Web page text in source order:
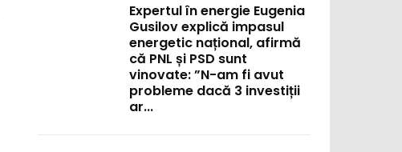
Expertul în energie Eugenia
Gusilov explică impasul
energetic național, afirmă
că PNL și PSD sunt
vinovate: ”N-am fi avut
probleme dacă 3 investiții
ar...